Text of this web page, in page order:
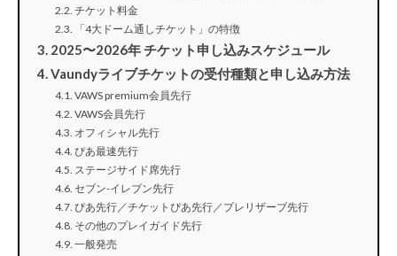
チケット料金
「4大ドーム通しチケット」の特徴
2025〜2026年 チケット申し込みスケジュール
Vaundyライブチケットの受付種類と申し込み方法
VAWS premium会員先行
VAWS会員先行
オフィシャル先行
ぴあ最速先行
ステージサイド席先行
セブン-イレブン先行
ぴあ先行／チケットぴあ先行／プレリザーブ先行
その他のプレイガイド先行
一般発売